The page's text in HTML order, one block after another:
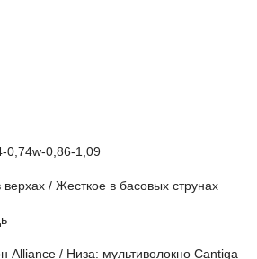
0,74w-0,86-1,09
/ Жесткое в басовых струнах
Alliance / Низа: мультиволокно Cantiga